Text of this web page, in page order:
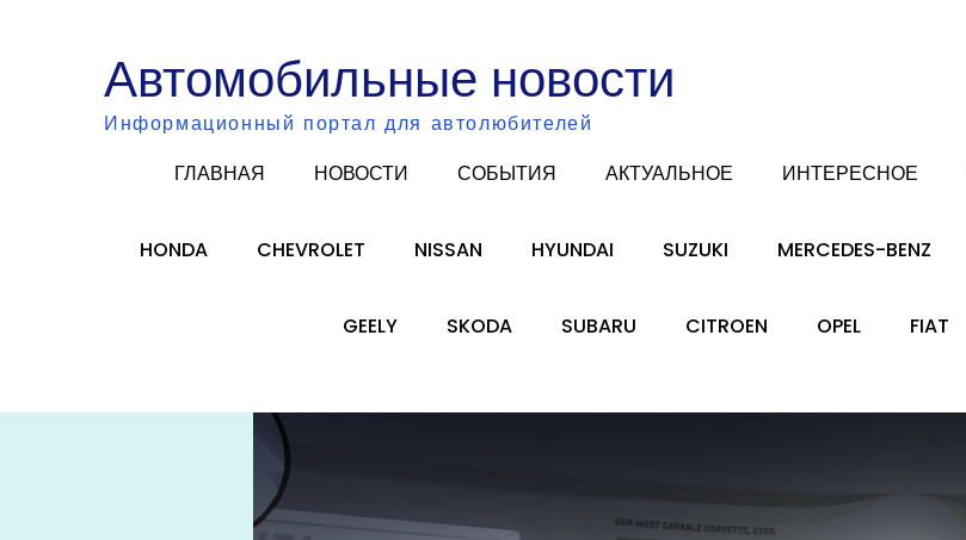
Автомобильные новости
Информационный портал для автолюбителей
ГЛАВНАЯ НОВОСТИ СОБЫТИЯ АКТУАЛЬНОЕ ИНТЕРЕСНОЕ
HONDA CHEVROLET NISSAN HYUNDAI SUZUKI MERCEDES-BENZ
GEELY SKODA SUBARU CITROEN OPEL FIAT